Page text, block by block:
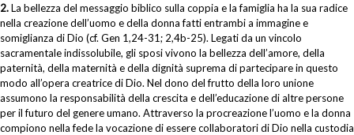
2.La bellezza del messaggio biblico sulla coppia e la famiglia ha la sua radice
nella creazione dell’uomo e della donna fatti entrambi a immagine e
somiglianza di Dio (cf. Gen 1,24-31; 2,4b-25). Legati da un vincolo
sacramentale indissolubile, gli sposi vivono la bellezza dell’amore, della
paternità, della maternità e della dignità suprema di partecipare in questo
modo all’opera creatrice di Dio. Nel dono del frutto della loro unione
assumono la responsabilità della crescita e dell’educazione di altre persone
per il futuro del genere umano. Attraverso la procreazione l’uomo e la donna
compiono nella fede la vocazione di essere collaboratori di Dio nella custodia